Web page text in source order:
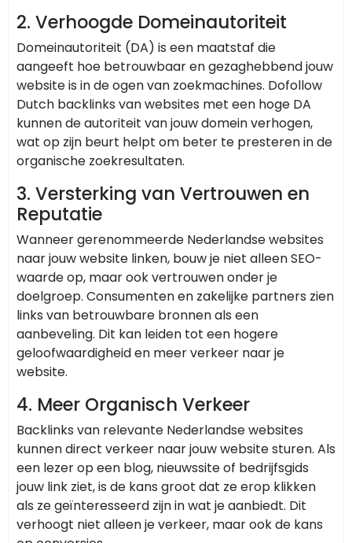
2. Verhoogde Domeinautoriteit
Domeinautoriteit (DA) is een maatstaf die
aangeeft hoe betrouwbaar en gezaghebbend jouw
website is in de ogen van zoekmachines. Dofollow
Dutch backlinks van websites met een hoge DA
kunnen de autoriteit van jouw domein verhogen,
wat op zijn beurt helpt om beter te presteren in de
organische zoekresultaten.
3. Versterking van Vertrouwen en
Reputatie
Wanneer gerenommeerde Nederlandse websites
naar jouw website linken, bouw je niet alleen SEO-
waarde op, maar ook vertrouwen onder je
doelgroep. Consumenten en zakelijke partners zien
links van betrouwbare bronnen als een
aanbeveling. Dit kan leiden tot een hogere
geloofwaardigheid en meer verkeer naar je
website.
4. Meer Organisch Verkeer
Backlinks van relevante Nederlandse websites
kunnen direct verkeer naar jouw website sturen. Als
een lezer op een blog, nieuwssite of bedrijfsgids
jouw link ziet, is de kans groot dat ze erop klikken
als ze geïnteresseerd zijn in wat je aanbiedt. Dit
verhoogt niet alleen je verkeer, maar ook de kans